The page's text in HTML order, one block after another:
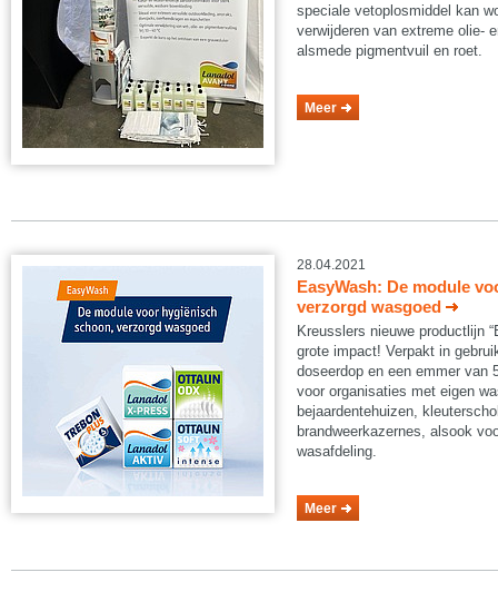
speciale vetoplosmiddel kan
verwijderen van extreme olie-
alsmede pigmentvuil en roet.
Meer
28.04.2021
EasyWash: De module
verzorgd wasgoed
Kreusslers nieuwe productlijn
grote impact! Verpakt in
doseerdop en een emmer van
voor organisaties met eigen
bejaardentehuizen,
brandweerkazernes, alsook
wasafdeling.
Meer